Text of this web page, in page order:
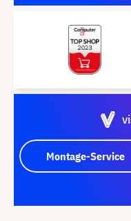
Montage-Service